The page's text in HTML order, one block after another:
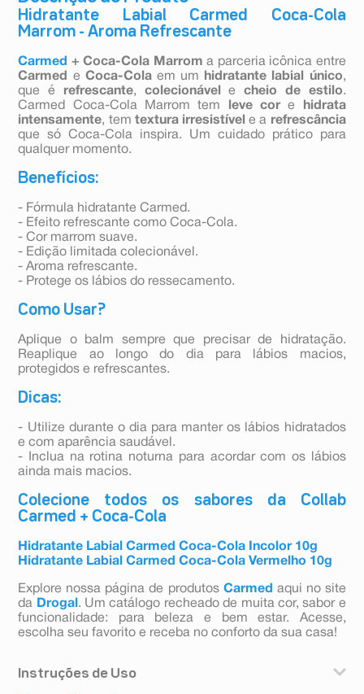
Hidratante Labial Carmed Coca-Cola
Marrom - Aroma Refrescante
Carmed + Coca-Cola Marrom a parceria icônica entre
Carmed
e Coca-Colaem um hidratante labial único,
que é refrescante, colecionável echeio de estilo.
Carmed Coca-Cola Marrom tem
leve core
hidrata
intensamente, tem textura irresistível e a refrescância
que só Coca-Cola inspira. Um cuidado prático para
qualquer momento.
Benefícios:
- Fórmula hidratante Carmed.
- Efeito refrescante como Coca-Cola.
- Cor marrom suave.
- Edição limitada colecionável.
- Aroma refrescante.
- Protege os lábios do ressecamento.
Como Usar?
Aplique o balm sempre que precisar de hidratação.
Reaplique ao longo do dia para lábios macios,
protegidos e refrescantes.
Dicas:
- Utilize durante o dia para manter os lábios hidratados
e com aparência saudável.
- Inclua na rotina noturna para acordar com os lábios
ainda mais macios.
Colecione todos os sabores da Collab
Carmed + Coca-Cola
Hidratante Labial Carmed Coca-Cola Incolor 10g
Hidratante Labial Carmed Coca-Cola Vermelho 10g
Explore nossa página de produtos Carmed aqui no site
da Drogal . Um catálogo recheado de muita cor, sabor e
funcionalidade: para beleza e bem estar. Acesse,
escolha seu favorito e receba no conforto da sua casa!
Instruções de Uso